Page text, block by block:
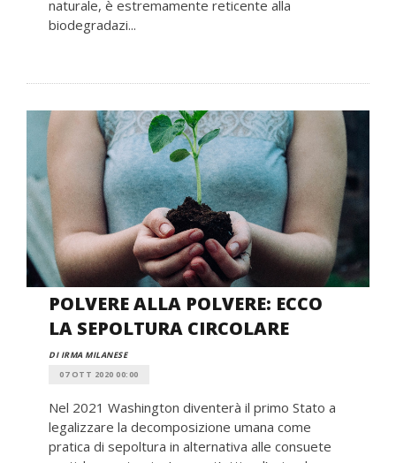
naturale, è estremamente reticente alla
biodegradazi...
POLVERE ALLA POLVERE: ECCO
LA SEPOLTURA CIRCOLARE
DI IRMA MILANESE
07 OTT 2020 00:00
Nel 2021 Washington diventerà il primo Stato a
legalizzare la decomposizione umana come
pratica di sepoltura in alternativa alle consuete